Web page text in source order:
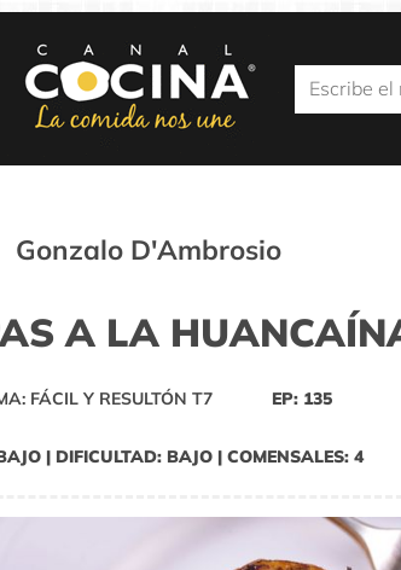
Gonzalo D'Ambrosio
A LA
FÁCIL Y RESULTÓN T7 EP: 135
| DIFICULTAD: BAJO | COMENSALES: 4